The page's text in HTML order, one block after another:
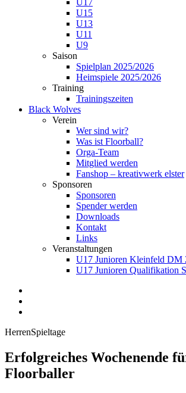
U17
U15
U13
U11
U9
Saison
Spielplan 2025/2026
Heimspiele 2025/2026
Training
Trainingszeiten
Black Wolves
Verein
Wer sind wir?
Was ist Floorball?
Orga-Team
Mitglied werden
Fanshop – kreativwerk elster
Sponsoren
Sponsoren
Spender werden
Downloads
Kontakt
Links
Veranstaltungen
U17 Junioren Kleinfeld DM
U17 Junioren Qualifikation
HerrenSpieltage
Erfolgreiches Wochenende
Floorballer